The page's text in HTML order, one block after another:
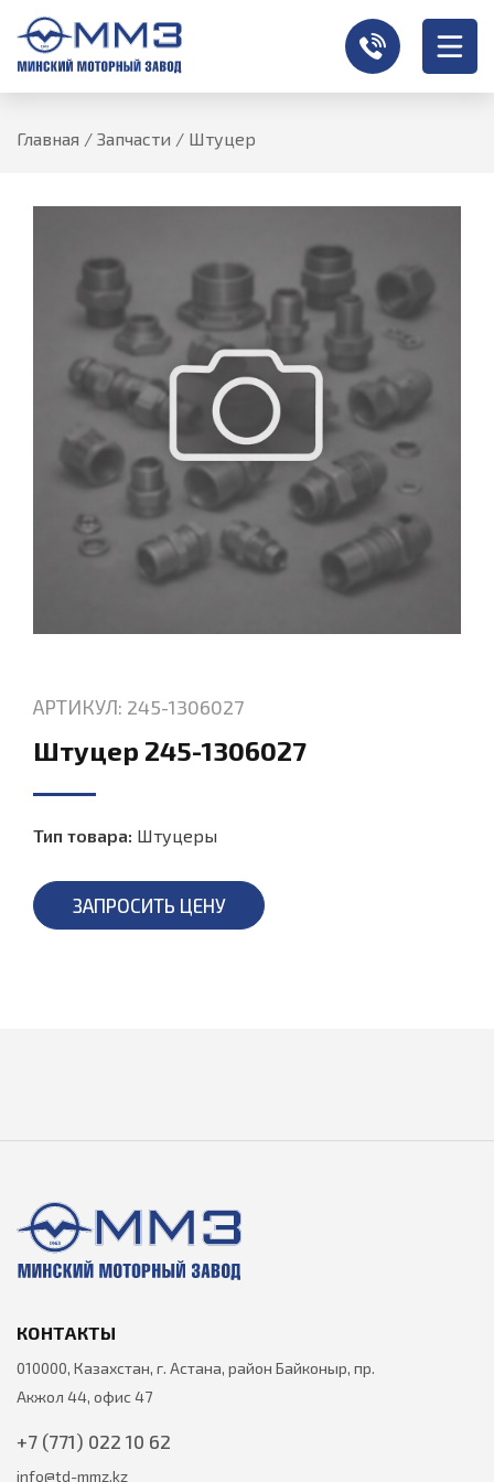
Главная / Запчасти / Штуцер
АРТИКУЛ: 245-1306027
Штуцер 245-1306027
Тип товара: Штуцеры
ЗАПРОСИТЬ ЦЕНУ
КОНТАКТЫ
010000, Казахстан, г. Астана, район Байконыр, пр.
Акжол 44, офис 47
+7 (771) 022 10 62
info@td-mmz.kz